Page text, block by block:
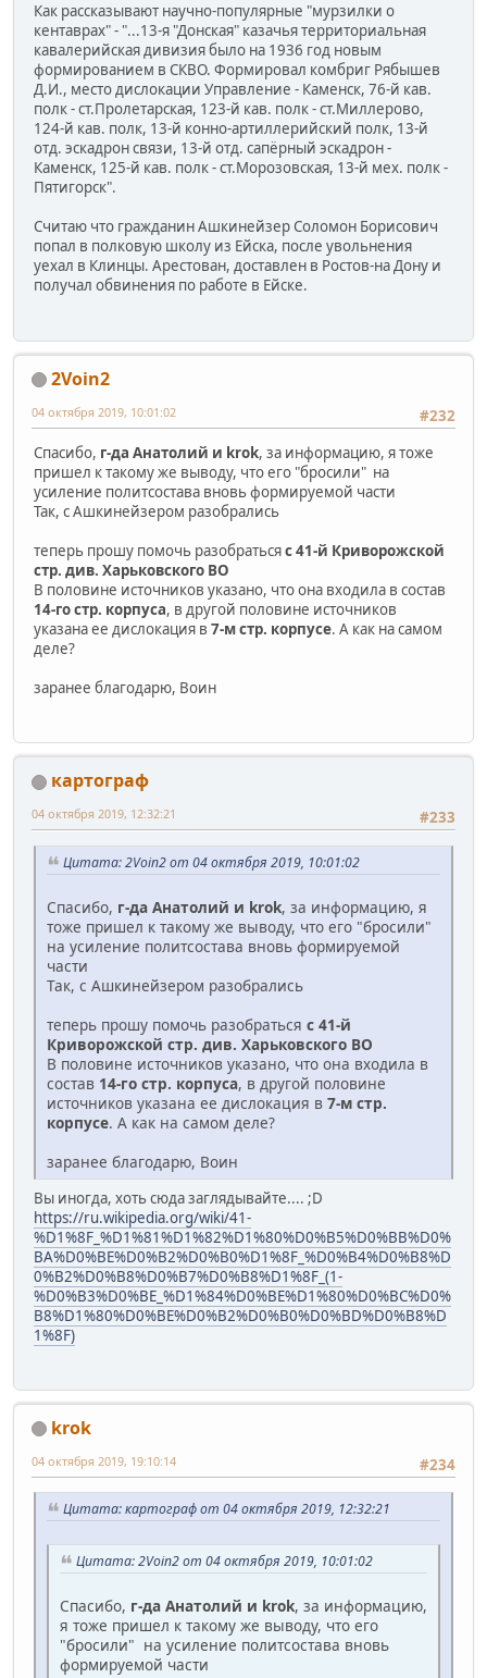
Как рассказывают научно-популярные "мурзилки о
кентаврах" - "...13-я "Донская" казачья территориальная
кавалерийская дивизия было на 1936 год новым
формированием в СКВО. Формировал комбриг Рябышев
Д.И., место дислокации Управление - Каменск, 76-й кав.
полк - ст.Пролетарская, 123-й кав. полк - ст.Миллерово,
124-й кав. полк, 13-й конно-артиллерийский полк, 13-й
отд. эскадрон связи, 13-й отд. сапёрный эскадрон -
Каменск, 125-й кав. полк - ст.Морозовская, 13-й мех. полк -
Пятигорск".
Считаю что гражданин Ашкинейзер Соломон Борисович
попал в полковую школу из Ейска, после увольнения
уехал в Клинцы. Арестован, доставлен в Ростов-на Дону и
получал обвинения по работе в Ейске.
2Voin2
#232
04 октября 2019, 10:01:02
Спасибо, г-да Анатолий и krok, за информацию, я тоже
пришел к такому же выводу, что его "бросили" на
усиление политсостава вновь формируемой части
Так, с Ашкинейзером разобрались
теперь прошу помочь разобратьсяс 41-й Криворожской
стр. див. Харьковского ВО
В половине источников указано, что она входила в состав
14-го стр. корпуса, в другой половине источников
указана ее дислокация в 7-м стр. корпусе. А как на самом
деле?
заранее благодарю, Воин
картограф
#233
04 октября 2019, 12:32:21
Цитата: 2Voin2 от 04 октября 2019, 10:01:02
Спасибо, г-да Анатолий и krok, за информацию, я
тоже пришел к такому же выводу, что его "бросили"
на усиление политсостава вновь формируемой
части
Так, с Ашкинейзером разобрались
теперь прошу помочь разобраться с 41-й
Криворожской стр. див. Харьковского ВО
В половине источников указано, что она входила в
состав 14-го стр. корпуса, в другой половине
источников указана ее дислокация в 7-м стр.
корпусе. А как на самом деле?
заранее благодарю, Воин
Вы иногда, хоть сюда заглядывайте.... ;D
https://ru.wikipedia.org/wiki/41-
%D1%8F_%D1%81%D1%82%D1%80%D0%B5%D0%BB%D0%
BA%D0%BE%D0%B2%D0%B0%D1%8F_%D0%B4%D0%B8%D
0%B2%D0%B8%D0%B7%D0%B8%D1%8F_(1-
%D0%B3%D0%BE_%D1%84%D0%BE%D1%80%D0%BC%D0%
B8%D1%80%D0%BE%D0%B2%D0%B0%D0%BD%D0%B8%D
1%8F)
krok
#234
04 октября 2019, 19:10:14
Цитата: картограф от 04 октября 2019, 12:32:21
Цитата: 2Voin2 от 04 октября 2019, 10:01:02
Спасибо, г-да Анатолий и krok, за информацию,
я тоже пришел к такому же выводу, что его
"бросили" на усиление политсостава вновь
формируемой части